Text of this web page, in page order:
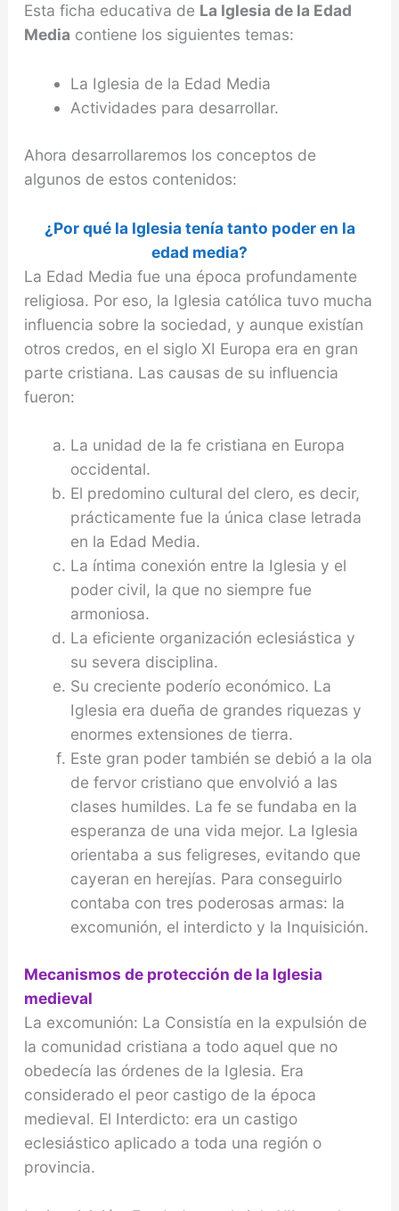
Esta ficha educativa de La Iglesia de la Edad
Media contiene los siguientes temas:
La Iglesia de la Edad Media
Actividades para desarrollar.
Ahora desarrollaremos los conceptos de
algunos de estos contenidos:
¿Por qué la Iglesia tenía tanto poder en la
edad media?
La Edad Media fue una época profundamente
religio­sa. Por eso, la Iglesia católica tuvo mucha
influencia sobre la sociedad, y aunque existían
otros credos, en el siglo XI Europa era en gran
parte cristiana. Las cau­sas de su influencia
fueron:
La unidad de la fe cristiana en Europa
occidental.
El predomino cultural del clero, es decir,
práctica­mente fue la única clase letrada
en la Edad Media.
La íntima conexión entre la Iglesia y el
poder ci­vil, la que no siempre fue
armoniosa.
La eficiente organización eclesiástica y
su severa disciplina.
Su creciente poderío económico. La
Iglesia era dueña de grandes riquezas y
enormes extensiones de tierra.
Este gran poder también se debió a la ola
de fer­vor cristiano que envolvió a las
clases humildes. La fe se fundaba en la
esperanza de una vida me­jor. La Iglesia
orientaba a sus feligreses, evitando que
cayeran en herejías. Para conseguirlo
contaba con tres poderosas armas: la
excomunión, el in­terdicto y la Inquisición.
Mecanismos de protección de la Iglesia
medieval
La excomunión: La Consistía en la expulsión de
la co­munidad cristiana a todo aquel que no
obedecía las órdenes de la Iglesia. Era
considerado el peor castigo de la época
medieval. El Interdicto: era un castigo
eclesiástico aplicado a toda una región o
provincia.